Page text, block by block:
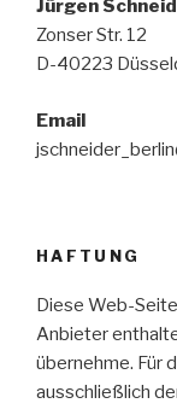
Jürgen
Zonser Str. 12
D-40223
Email
HAFTUNG
Diese Web-
Anbieter
übernehme. Für
ausschließlich